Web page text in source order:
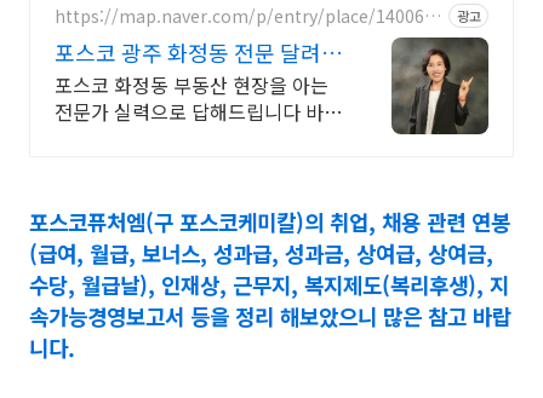
개사가 필요하시면 전화 주세요
https://map.naver.com/p/entry/place/1400685
광고
포스코 광주 화정동 전문 달려라
호남방 전문부동산에서
포스코 화정동 부동산 현장을 아는
전문가 실력으로 답해드립니다 바로
포스코퓨처엠(구 포스코케미칼)의 취업, 채용 관련 연봉
(급여, 월급, 보너스, 성과급, 성과금, 상여급, 상여금,
수당, 월급날), 인재상, 근무지, 복지제도(복리후생), 지
속가능경영보고서 등을 정리 해보았으니 많은 참고 바랍
니다.